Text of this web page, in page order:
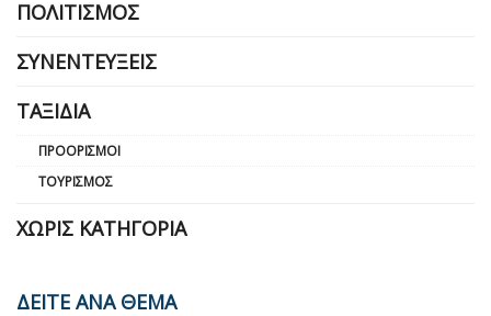
ΠΟΛΙΤΙΣΜΌΣ
ΣΥΝΕΝΤΕΎΞΕΙΣ
ΤΑΞΊΔΙΑ
ΠΡΟΟΡΙΣΜΟΊ
ΤΟΥΡΙΣΜΌΣ
ΧΩΡΊΣ ΚΑΤΗΓΟΡΊΑ
ΔΕΙΤΕ ΑΝΑ ΘΕΜΑ